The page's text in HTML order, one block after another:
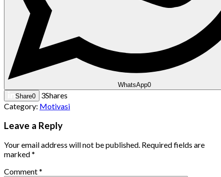
WhatsApp0
Share0 3Shares
Category: Motivasi
Leave a Reply
Your email address will not be published. Required fields are
marked*
Comment*